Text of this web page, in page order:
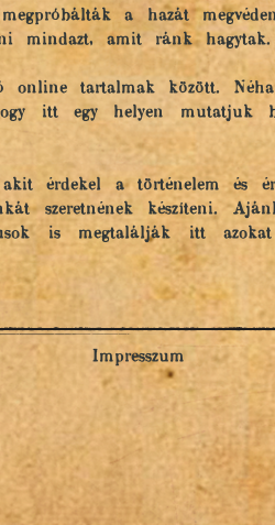
a hazát
mindazt, amit ránk hagytak.
online tartalmak között.
itt egy helyen mutatjuk
érdekel a történelem és
szeretnének készíteni.
is megtalálják itt
Impresszum